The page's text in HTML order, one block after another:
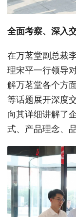
全面考察、 深入
在万茗堂副总裁
理宋平一行领导
解万茗堂各个方
等话题展开深度
向其详细讲解了
式、产品理念、